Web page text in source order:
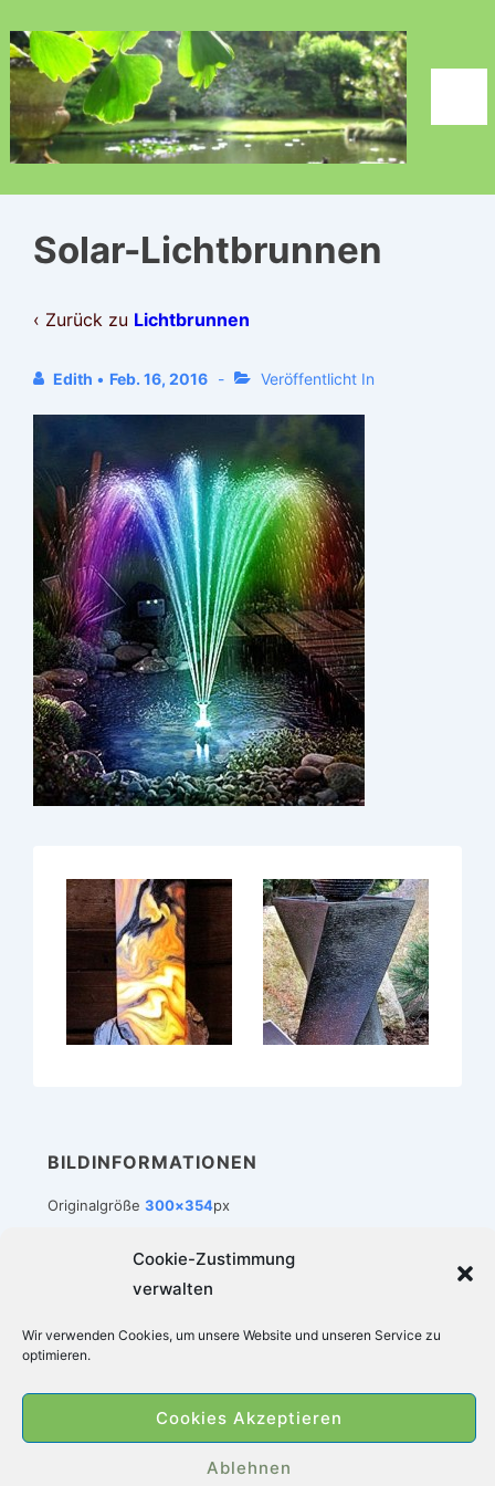
Cookie-Zustimmung
verwalten
Wir verwenden Cookies, um unsere Website und unseren Service zu
optimieren.
Cookies Akzeptieren
Ablehnen
Zum
Inhalt
Solar-Lichtbrunnen
‹ Zurück zu Lichtbrunnen
Edith • Feb. 16, 2016 Veröffentlicht In
BILDINFORMATIONEN
Originalgröße 300×354px
Menü
Datenschutz
Copyright © 2026Zimmerbrunnen-Welt|
Präsentiert vonResponsive-Theme